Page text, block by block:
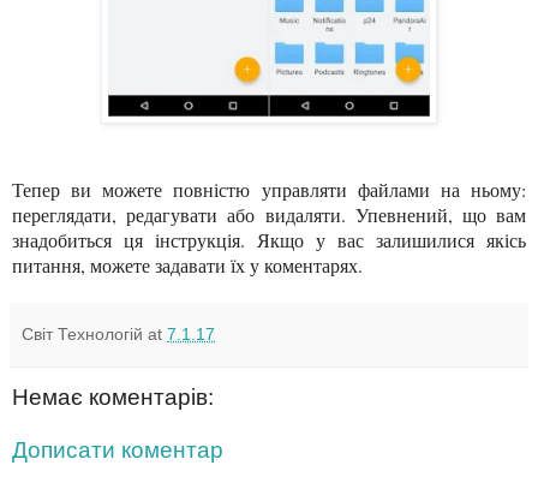
Тепер ви можете повністю управляти файлами на ньому:
переглядати, редагувати або видаляти. Упевнений, що вам
знадобиться ця інструкція. Якщо у вас залишилися якісь
питання, можете задавати їх у коментарях.
Світ Технологій at 7.1.17
Немає коментарів:
Дописати коментар